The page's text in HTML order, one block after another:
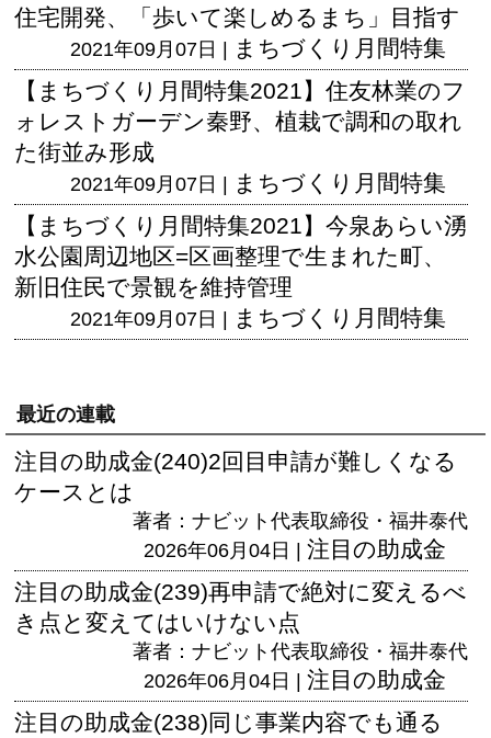
住宅開発、「歩いて楽しめるまち」目指す
2021年09月07日 | まちづくり月間特集
【まちづくり月間特集2021】住友林業のフ
ォレストガーデン秦野、植栽で調和の取れ
た街並み形成
2021年09月07日 | まちづくり月間特集
【まちづくり月間特集2021】今泉あらい湧
水公園周辺地区=区画整理で生まれた町、
新旧住民で景観を維持管理
2021年09月07日 | まちづくり月間特集
最近の連載
注目の助成金(240)2回目申請が難しくなる
ケースとは
著者：ナビット代表取締役・福井泰代
2026年06月04日 | 注目の助成金
注目の助成金(239)再申請で絶対に変えるべ
き点と変えてはいけない点
著者：ナビット代表取締役・福井泰代
2026年06月04日 | 注目の助成金
注目の助成金(238)同じ事業内容でも通る